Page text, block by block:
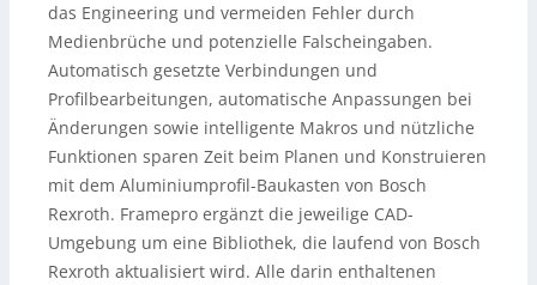
das Engineering und vermeiden Fehler durch
Medienbrüche und potenzielle Falscheingaben.
Automatisch gesetzte Verbindungen und
Profilbearbeitungen, automatische Anpassungen bei
Änderungen sowie intelligente Makros und nützliche
Funktionen sparen Zeit beim Planen und Konstruieren
mit dem Aluminiumprofil-Baukasten von Bosch
Rexroth. Framepro ergänzt die jeweilige CAD-
Umgebung um eine Bibliothek, die laufend von Bosch
Rexroth aktualisiert wird. Alle darin enthaltenen